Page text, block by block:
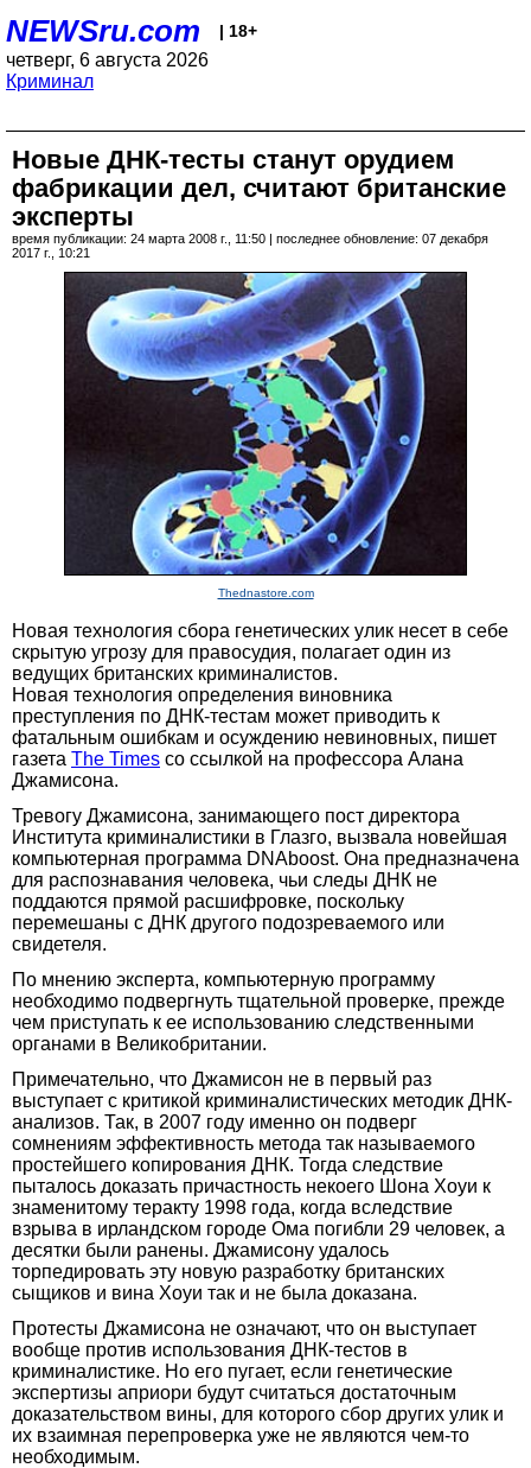
NEWSru.com | 18+
четверг, 6 августа 2026
Криминал
Новые ДНК-тесты станут орудием
фабрикации дел, считают британские
эксперты
время публикации: 24 марта 2008 г., 11:50 | последнее обновление: 07 декабря
2017 г., 10:21
Thednastore.com
Новая технология сбора генетических улик несет в себе
скрытую угрозу для правосудия, полагает один из
ведущих британских криминалистов.
Новая технология определения виновника
преступления по ДНК-тестам может приводить к
фатальным ошибкам и осуждению невиновных, пишет
газета The Times со ссылкой на профессора Алана
Джамисона.
Тревогу Джамисона, занимающего пост директора
Института криминалистики в Глазго, вызвала новейшая
компьютерная программа DNAboost. Она предназначена
для распознавания человека, чьи следы ДНК не
поддаются прямой расшифровке, поскольку
перемешаны с ДНК другого подозреваемого или
свидетеля.
По мнению эксперта, компьютерную программу
необходимо подвергнуть тщательной проверке, прежде
чем приступать к ее использованию следственными
органами в Великобритании.
Примечательно, что Джамисон не в первый раз
выступает с критикой криминалистических методик ДНК-
анализов. Так, в 2007 году именно он подверг
сомнениям эффективность метода так называемого
простейшего копирования ДНК. Тогда следствие
пыталось доказать причастность некоего Шона Хоуи к
знаменитому теракту 1998 года, когда вследствие
взрыва в ирландском городе Ома погибли 29 человек, а
десятки были ранены. Джамисону удалось
торпедировать эту новую разработку британских
сыщиков и вина Хоуи так и не была доказана.
Протесты Джамисона не означают, что он выступает
вообще против использования ДНК-тестов в
криминалистике. Но его пугает, если генетические
экспертизы априори будут считаться достаточным
доказательством вины, для которого сбор других улик и
их взаимная перепроверка уже не являются чем-то
необходимым.